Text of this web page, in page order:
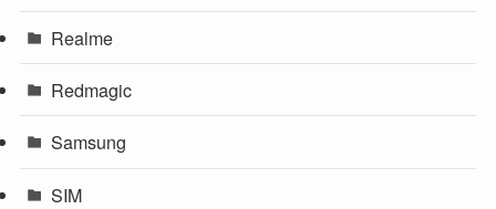
Realme
Redmagic
Samsung
SIM